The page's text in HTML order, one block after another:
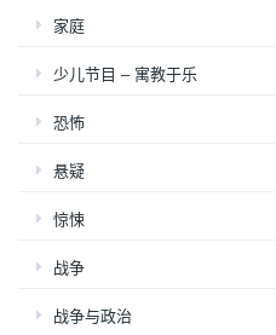
家庭
少儿节目 – 寓教于乐
恐怖
悬疑
惊悚
战争
战争与政治